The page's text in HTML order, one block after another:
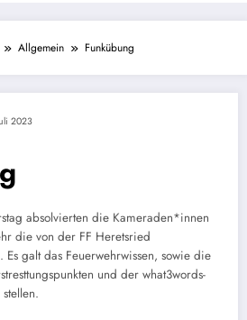
Allgemein Funkübung
2023
absolvierten die Kameraden*innen
die von der FF Heretsried
Es galt das Feuerwehrwissen, sowie die
und der what3words-